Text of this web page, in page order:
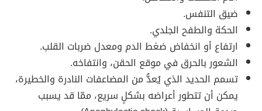
ضيق التنفس.
الحكة والطفح الجلدي.
ارتفاع أو انخفاض ضغط الدم ومعدل ضربات القلب.
الشعور بالحرق في موقع الحقن، وانتفاخه.
تسمم الحديد الذي يُعدُّ من المضاعفات النادرة والخطيرة،
يمكن أن تتطور أعراضه بشكلٍ سريع، ممّا قد يسبب